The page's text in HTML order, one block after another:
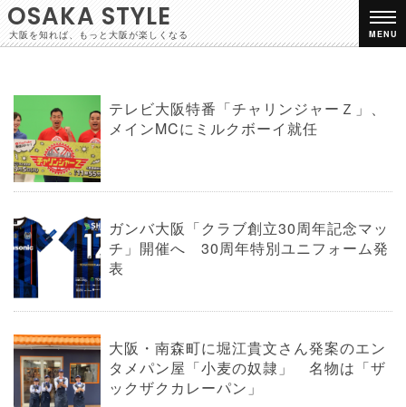
OSAKA STYLE
大阪を知れば、もっと大阪が楽しくなる MENU
テレビ大阪特番「チャリンジャーＺ」、
メインMCにミルクボーイ就任
ガンバ大阪「クラブ創立30周年記念マッ
チ」開催へ 30周年特別ユニフォーム発
表
大阪・南森町に堀江貴文さん発案のエン
タメパン屋「小麦の奴隷」 名物は「ザ
ックザクカレーパン」